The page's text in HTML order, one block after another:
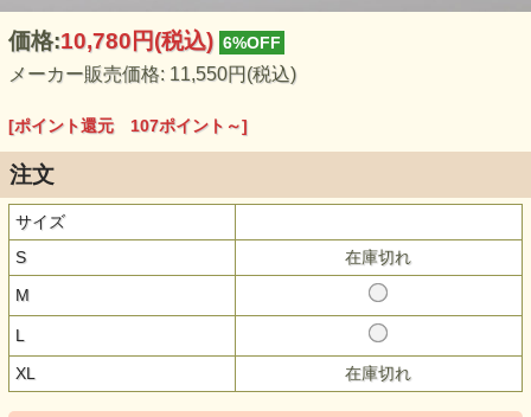
価格:10,780円(税込) 6%OFF
メーカー販売価格: 11,550円(税込)
[ポイント還元 107ポイント～]
注文
サイズ
S
在庫切れ
M
L
XL 在庫切れ